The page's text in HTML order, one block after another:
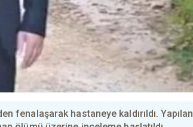
fenalaşarak hastaneye kaldırıldı. Yapılan